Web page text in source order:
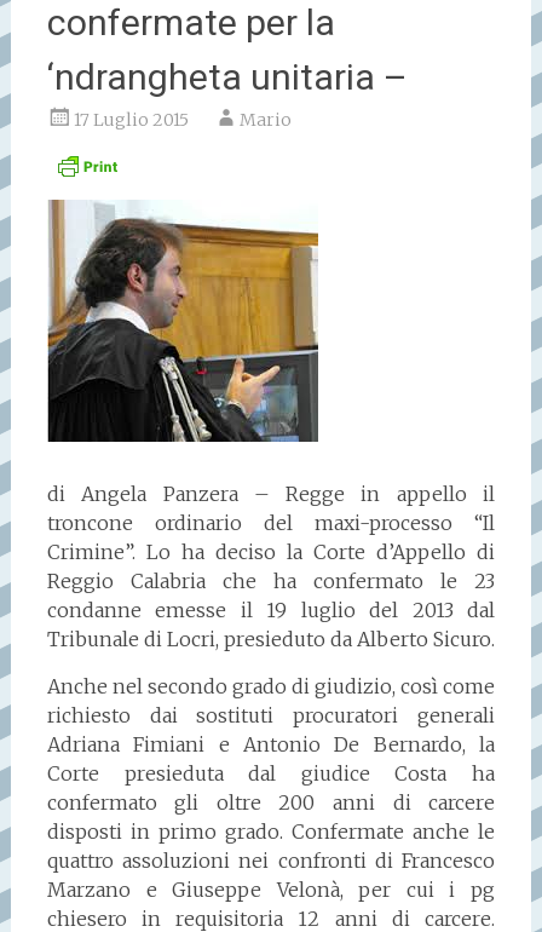
confermate per la
‘ndrangheta unitaria –
17 Luglio 2015 Mario
di Angela Panzera – Regge in appello il
troncone ordinario del maxi-processo “Il
Crimine”. Lo ha deciso la Corte d’Appello di
Reggio Calabria che ha confermato le 23
condanne emesse il 19 luglio del 2013 dal
Tribunale di Locri, presieduto da Alberto Sicuro.
Anche nel secondo grado di giudizio, così come
richiesto dai sostituti procuratori generali
Adriana Fimiani e Antonio De Bernardo, la
Corte presieduta dal giudice Costa ha
confermato gli oltre 200 anni di carcere
disposti in primo grado. Confermate anche le
quattro assoluzioni nei confronti di Francesco
Marzano e Giuseppe Velonà, per cui i pg
chiesero in requisitoria 12 anni di carcere.